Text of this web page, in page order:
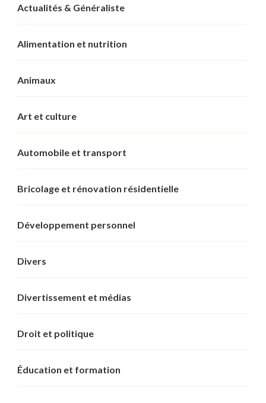
Actualités & Généraliste
Alimentation et nutrition
Animaux
Art et culture
Automobile et transport
Bricolage et rénovation résidentielle
Développement personnel
Divers
Divertissement et médias
Droit et politique
Éducation et formation